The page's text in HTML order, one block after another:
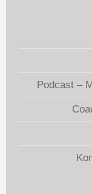
Podcast –